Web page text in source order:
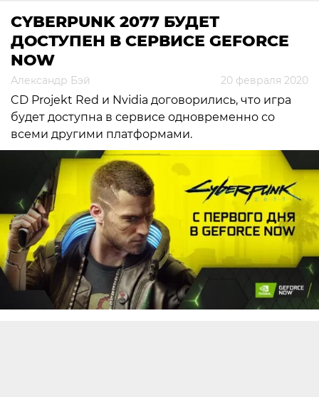
CYBERPUNK 2077 БУДЕТ
ДОСТУПЕН В СЕРВИСЕ GEFORCE
NOW
Александр Бэй 20 февраля 2020
CD Projekt Red и Nvidia договорились, что игра
будет доступна в сервисе одновременно со
всеми другими платформами.